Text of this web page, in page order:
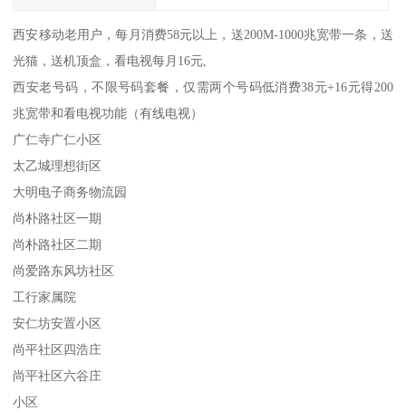
西安移动老用户，每月消费58元以上，送200M-1000兆宽带一条，送
光猫，送机顶盒，看电视每月16元,
西安老号码，不限号码套餐，仅需两个号码低消费38元+16元得200
兆宽带和看电视功能（有线电视）
广仁寺广仁小区
太乙城理想街区
大明电子商务物流园
尚朴路社区一期
尚朴路社区二期
尚爱路东风坊社区
工行家属院
安仁坊安置小区
尚平社区四浩庄
尚平社区六谷庄
小区